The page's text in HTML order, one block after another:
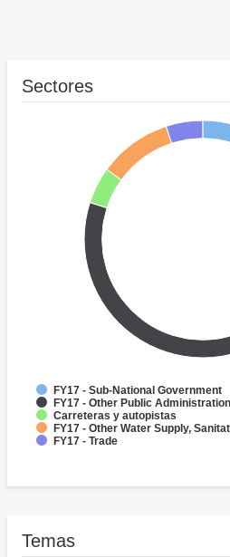
Sectores
FY17 - Sub-National Government
FY17 - Other Public Administration
Carreteras y autopistas
FY17 - Other Water Supply,
FY17 - Trade
Temas